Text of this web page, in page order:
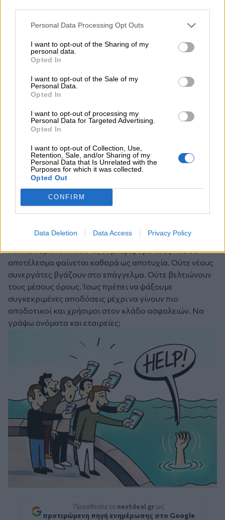
Personal Data Processing Opt Outs
I want to opt-out of the Sharing of my
personal data.
Opted In
I want to opt-out of the Sale of my
Personal Data.
Opted In
I want to opt-out of processing my
Personal Data for Targeted Advertising.
Opted In
I want to opt-out of Collection, Use,
Retention, Sale, and/or Sharing of my
Personal Data that Is Unrelated with the
Purposes for which it was collected.
Opted Out
CONFIRM
Data Deletion Data Access Privacy Policy
δίνονται υπερβολικές προμήθειες (με διάφορες
μορφές) σε ολίγους εκλεκτούς που ανταγωνίζονται
υποχρεωτικότητας ας επανεξετάσουν το θέμα επειδή
την νύφη την πληρώνουν οι καταναλωτές και ο κλάδος.
απάραδεκτο. Ρίξτε μια ματιά στις ευρωπαϊκές αγορές
να δείτε τι συμβαίνει με τις προμήθειες, που φυσικά
συναδέλφων και καταναλωτών. Ας επικρατήσει η
ισονομία.
Οι μισοί διαμεσολαβητές (από τις 14.000) κάνουν κι
άλλη δουλειά για να ζήσουν. Δηλαδή, οι Διευθυντές
Πωλήσεων δεν καταφέρνουν να έχουν δυναμικό άξιο
για να ζήσει από τις ασφάλειες; Τους βλέπουμε
γελαστούς να φωτογραφίζονται σε συνέδρια και
δουλειά για την οποία πληρώνονται. Κάποιοι έχουν
πολλά παράπονα από τη συμπεριφορά τους που σε
αποτέλεσμα φαίνεται καθαρά ως αποτυχία. Ούτε νέους
συνεργάτες βγάζουν στο επάγγελμα. Ούτε βελτιώνουν
τους μέσους όρους. Ίσως πρέπει να ψάξουμε
συγκεκριμένες αποδόσεις μέχρι να γίνουν πιο
αποδοτικοί και χρήσιμοι στον κλάδο ασφαλειών. Να
γράψω ονόματα και εταιρείες;
Προσθέστε το nextdeal.gr ως
προτιμώμενη πηγή ενημέρωσης στο Google